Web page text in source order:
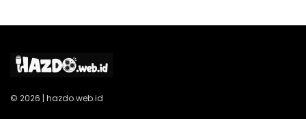
© 2026 | hazdo.web.id